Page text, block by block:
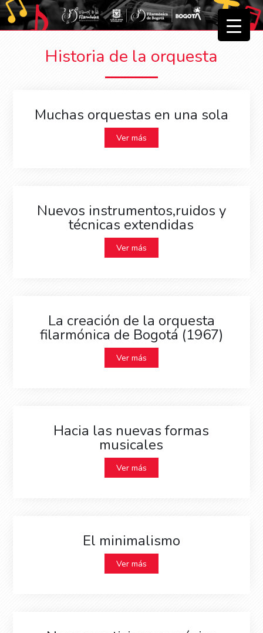
Historia de la orquesta
Muchas orquestas en una sola
Ver más
Nuevos instrumentos,ruidos y
técnicas extendidas
Ver más
La creación de la orquesta
filarmónica de Bogotá (1967)
Ver más
Hacia las nuevas formas
musicales
Ver más
El minimalismo
Ver más